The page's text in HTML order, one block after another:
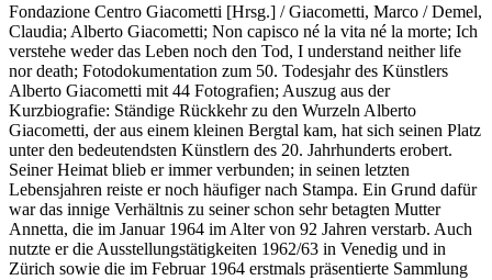
Fondazione Centro Giacometti [Hrsg.] / Giacometti, Marco / Demel,
Claudia; Alberto Giacometti; Non capisco né la vita né la morte; Ich
verstehe weder das Leben noch den Tod, I understand neither life
nor death; Fotodokumentation zum 50. Todesjahr des Künstlers
Alberto Giacometti mit 44 Fotografien; Auszug aus der
Kurzbiografie: Ständige Rückkehr zu den Wurzeln Alberto
Giacometti, der aus einem kleinen Bergtal kam, hat sich seinen Platz
unter den bedeutendsten Künstlern des 20. Jahrhunderts erobert.
Seiner Heimat blieb er immer verbunden; in seinen letzten
Lebensjahren reiste er noch häufiger nach Stampa. Ein Grund dafür
war das innige Verhältnis zu seiner schon sehr betagten Mutter
Annetta, die im Januar 1964 im Alter von 92 Jahren verstarb. Auch
nutzte er die Ausstellungstätigkeiten 1962/63 in Venedig und in
Zürich sowie die im Februar 1964 erstmals präsentierte Sammlung